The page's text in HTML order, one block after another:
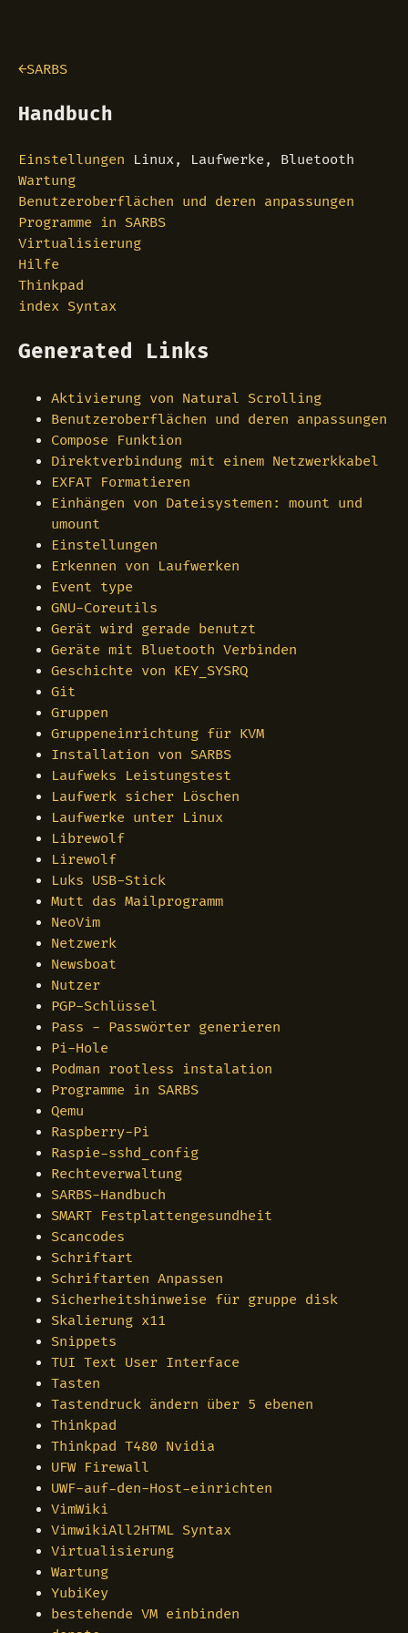
←SARBS
Handbuch
Einstellungen Linux, Laufwerke, Bluetooth
Wartung
Benutzeroberflächen und deren anpassungen
Programme in SARBS
Virtualisierung
Hilfe
Thinkpad
index Syntax
Generated Links
Aktivierung von Natural Scrolling
Benutzeroberflächen und deren anpassungen
Compose Funktion
Direktverbindung mit einem Netzwerkkabel
EXFAT Formatieren
Einhängen von Dateisystemen: mount und
umount
Einstellungen
Erkennen von Laufwerken
Event type
GNU-Coreutils
Gerät wird gerade benutzt
Geräte mit Bluetooth Verbinden
Geschichte von KEY_SYSRQ
Git
Gruppen
Gruppeneinrichtung für KVM
Installation von SARBS
Laufweks Leistungstest
Laufwerk sicher Löschen
Laufwerke unter Linux
Librewolf
Lirewolf
Luks USB-Stick
Mutt das Mailprogramm
NeoVim
Netzwerk
Newsboat
Nutzer
PGP-Schlüssel
Pass - Passwörter generieren
Pi-Hole
Podman rootless instalation
Programme in SARBS
Qemu
Raspberry-Pi
Raspie-sshd_config
Rechteverwaltung
SARBS-Handbuch
SMART Festplattengesundheit
Scancodes
Schriftart
Schriftarten Anpassen
Sicherheitshinweise für gruppe disk
Skalierung x11
Snippets
TUI Text User Interface
Tasten
Tastendruck ändern über 5 ebenen
Thinkpad
Thinkpad T480 Nvidia
UFW Firewall
UWF-auf-den-Host-einrichten
VimWiki
VimwikiAll2HTML Syntax
Virtualisierung
Wartung
YubiKey
bestehende VM einbinden